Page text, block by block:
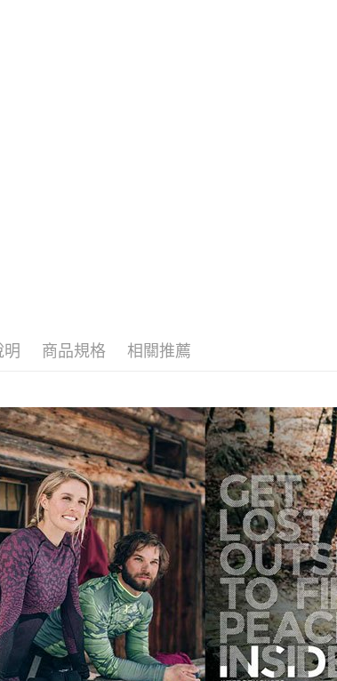
明 商品規格 相關推薦